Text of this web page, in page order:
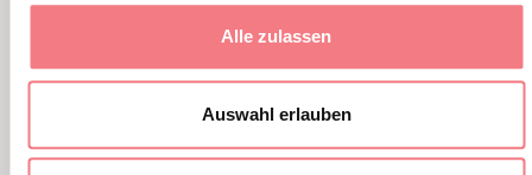
Alle zulassen
Auswahl erlauben
VERWANDTER INHALT
SIE KÖNNEN AUCH